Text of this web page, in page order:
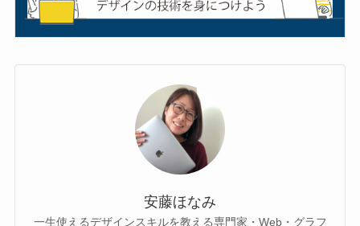
安藤ほなみ
一生使えるデザインスキルを教える専門家・Web・グラフ